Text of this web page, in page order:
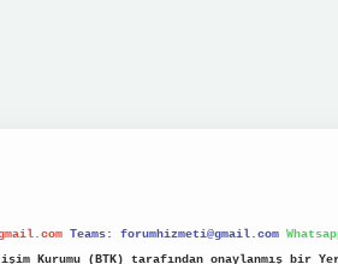
Teams: forumhizmeti@gmail.com
Kurumu (BTK) tarafından onaylanmış bir